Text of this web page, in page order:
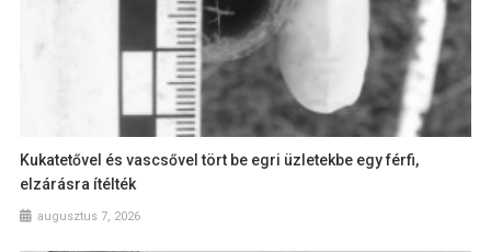
Kukatetővel és vascsővel tört be egri üzletekbe egy férfi,
elzárásra ítélték
augusztus 7, 2026